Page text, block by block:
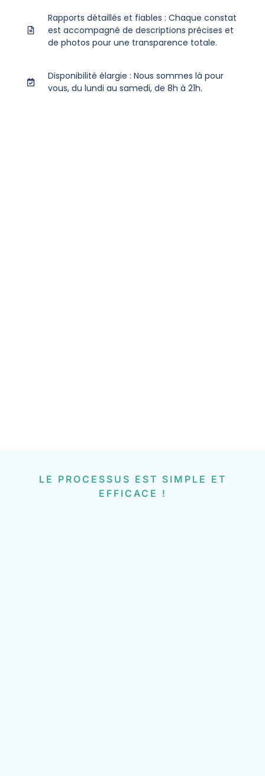
Rapports détaillés et fiables : Chaque constat
est accompagné de descriptions précises et
de photos pour une transparence totale.
Disponibilité élargie : Nous sommes là pour
vous, du lundi au samedi, de 8h à 21h.
LE PROCESSUS EST SIMPLE ET
EFFICACE !